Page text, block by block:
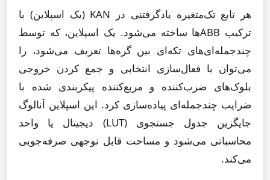
هر تابع تک‌متغیره یادگرفتنی در KAN (یک اسپلاین) با
ترکیب ABBها ساخته می‌شود. یک اسپلاین، که توسط
چندجمله‌ای‌های تکه‌ای بین گره‌ها تعریف می‌شود، را
می‌توان با فعال‌سازی انتخابی و جمع کردن خروجی
بلوک‌های ضرب‌کننده و مربع‌کننده پیکربندی شده با
ضرایب چندجمله‌ای پیاده‌سازی کرد. این اسپلاین آنالوگ
جایگزین جدول جستجوی (LUT) دیجیتال یا واحد
محاسباتی می‌شود و مساحت قابل توجهی صرفه‌جویی
می‌کند.